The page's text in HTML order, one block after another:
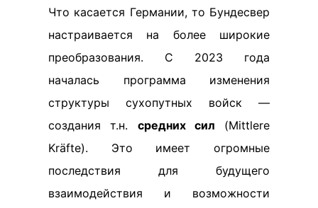
Что касается Германии, то Бундесвер
настраивается на более широкие
преобразования. С 2023 года
началась программа изменения
структуры сухопутных войск —
создания т.н. средних сил (Mittlere
Kräfte). Это имеет огромные
последствия для будущего
взаимодействия и возможности